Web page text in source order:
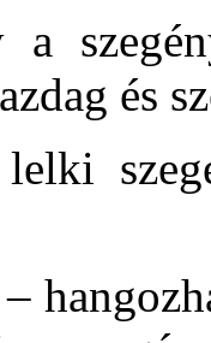
és